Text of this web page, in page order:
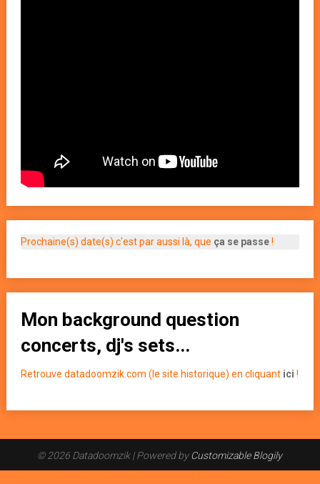
Prochaine(s) date(s) c'est par aussi là, que ça se passe!
Mon background question
concerts, dj's sets...
Retrouve datadoomzik.com (le site historique) en cliquant ici !
© 2026 Datadoomzik| Powered byCustomizable Blogily